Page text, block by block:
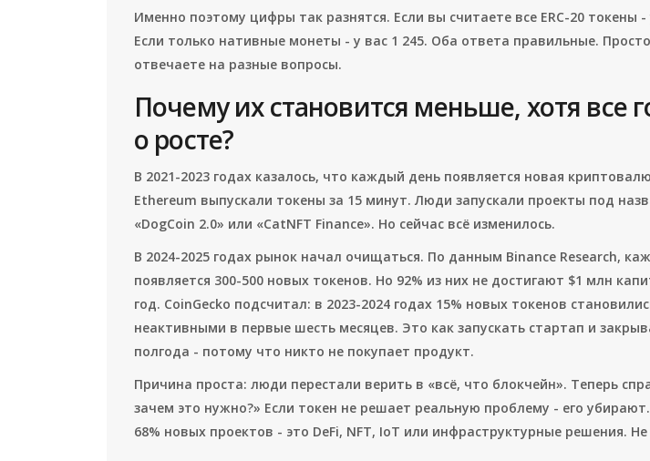
Именно поэтому цифры так разнятся. Если вы считаете все ERC-20 токены -
Если только нативные монеты - у вас 1 245. Оба ответа правильные.
отвечаете на разные вопросы.
Почему их становится меньше, хотя все
о росте?
В 2021-2023 годах казалось, что каждый день появляется новая
Ethereum выпускали токены за 15 минут. Люди запускали проекты под
«DogCoin 2.0» или «CatNFT Finance». Но сейчас всё изменилось.
В 2024-2025 годах рынок начал очищаться. По данным Binance Research,
появляется 300-500 новых токенов. Но 92% из них не достигают $1 млн
год. CoinGecko подсчитал: в 2023-2024 годах 15% новых токенов
неактивными в первые шесть месяцев. Это как запускать стартап и
полгода - потому что никто не покупает продукт.
Причина проста: люди перестали верить в «всё, что блокчейн». Теперь
зачем это нужно?» Если токен не решает реальную проблему - его убирают.
68% новых проектов - это DeFi, NFT, IoT или инфраструктурные решения.